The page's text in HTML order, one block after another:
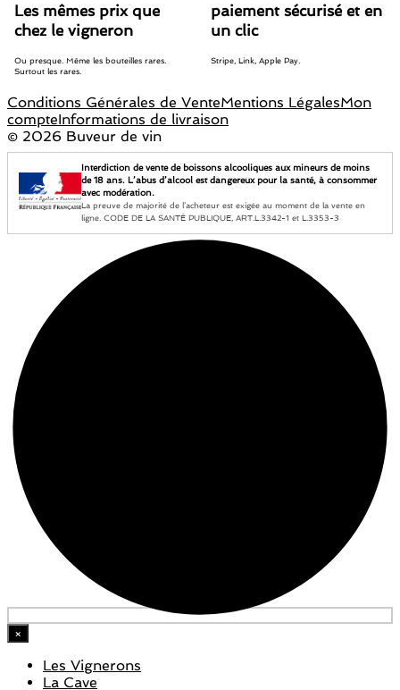
Les mêmes prix que
chez le vigneron
Ou presque. Même les bouteilles rares.
Surtout les rares.
paiement sécurisé et en
un clic
Stripe, Link, Apple Pay.
Conditions Générales de VenteMentions LégalesMon
compteInformations de livraison
© 2026 Buveur de vin
Interdiction de vente de boissons alcooliques aux mineurs de moins
de 18 ans. L’abus d’alcool est dangereux pour la santé, à consommer
avec modération.
La preuve de majorité de l’acheteur est exigée au moment de la vente en
ligne. CODE DE LA SANTÉ PUBLIQUE, ART.L.3342-1 et L.3353-3
×
Les Vignerons
La Cave